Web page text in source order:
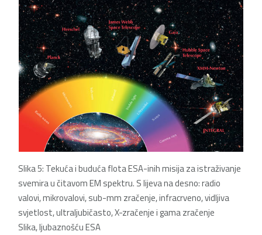
Slika 5: Tekuća i buduća flota ESA-inih misija za istraživanje
svemira u čitavom EM spektru. S lijeva na desno: radio
valovi, mikrovalovi, sub-mm zračenje, infracrveno, vidljiva
svjetlost, ultraljubičasto, X-zračenje i gama zračenje
Slika, ljubaznošću ESA